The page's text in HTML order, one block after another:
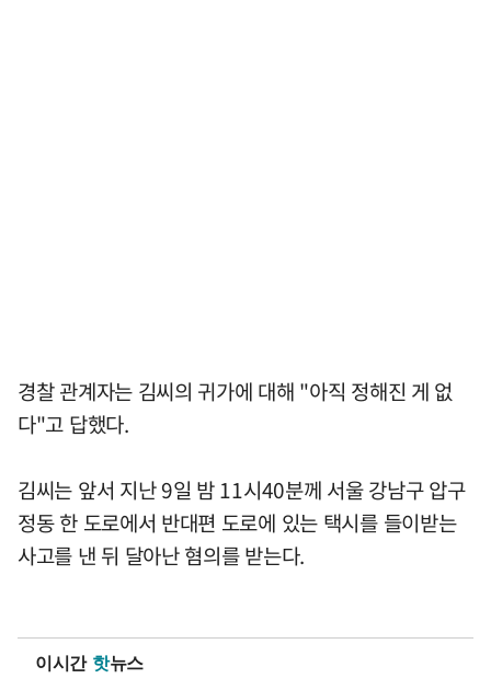
경찰 관계자는 김씨의 귀가에 대해 "아직 정해진 게 없
다"고 답했다.
김씨는 앞서 지난 9일 밤 11시40분께 서울 강남구 압구
정동 한 도로에서 반대편 도로에 있는 택시를 들이받는
사고를 낸 뒤 달아난 혐의를 받는다.
이시간 핫뉴스